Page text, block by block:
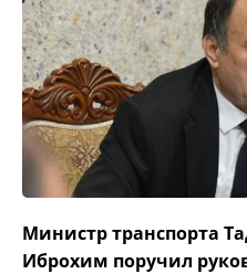
Министр транспорта
Иброхим поручил